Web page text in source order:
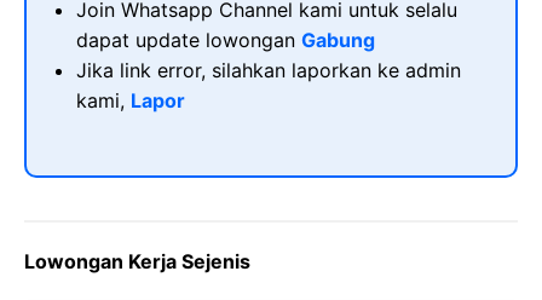
Join Whatsapp Channel kami untuk selalu
dapat update lowongan Gabung
Jika link error, silahkan laporkan ke admin
kami, Lapor
Lowongan Kerja Sejenis